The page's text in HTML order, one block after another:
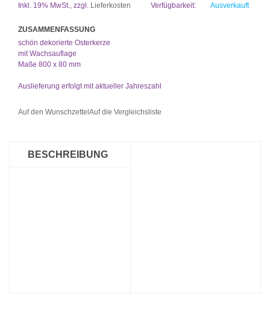
Inkl. 19% MwSt. zzgl. Lieferkosten Verfügbarkeit: Ausverkauft
ZUSAMMENFASSUNG
schön dekorierte Osterkerze
mit Wachsauflage
Maße 800 x 80 mm
Auslieferung erfolgt mit aktueller Jahreszahl
Auf den WunschzettelAuf die Vergleichsliste
BESCHREIBUNG